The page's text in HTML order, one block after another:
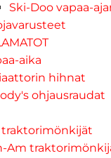
Ski-Doo vapaa-
aika
hihnat
ohjausraudat
traktorimönkijät
Am